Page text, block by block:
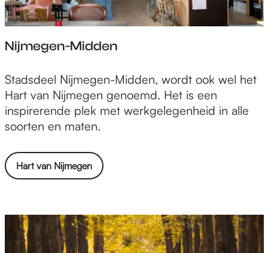
Nijmegen-Midden
N
i
j
m
g
e
M
Stadsdeel Nijmegen-Midden, wordt ook wel het
Hart van Nijmegen genoemd. Het is een
inspirerende plek met werkgelegenheid in alle
soorten en maten.
Hart van Nijmegen